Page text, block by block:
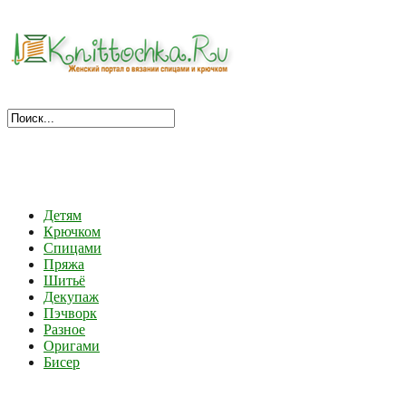
Детям
Крючком
Спицами
Пряжа
Шитьё
Декупаж
Пэчворк
Разное
Оригами
Бисер